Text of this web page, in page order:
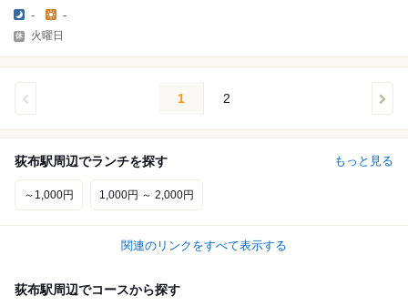
- -
火曜日
1 2
荻布駅周辺でランチを探す もっと見る
～1,000円 1,000円 ～ 2,000円
関連のリンクをすべて表示する
荻布駅周辺でコースから探す